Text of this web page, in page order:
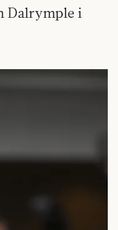
Dalrymple i